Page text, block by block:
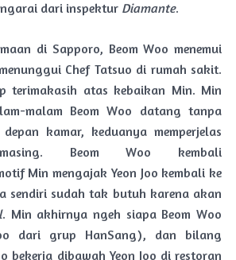
dari inspektur Diamante.
di Sapporo, Beom Woo menemui
Chef Tatsuo di rumah sakit.
terimakasih atas kebaikan Min. Min
malam Beom Woo datang tanpa
kamar, keduanya memperjelas
masing. Beom Woo kembali
Min mengajak Yeon Joo kembali ke
sendiri sudah tak butuh karena akan
. Min akhirnya ngeh siapa Beom Woo
dari grup HanSang), dan bilang
bekerja dibawah Yeon Joo di restoran